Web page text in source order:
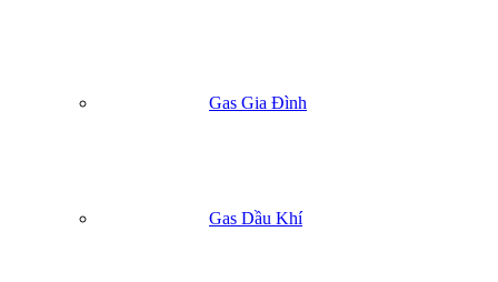
Gas Gia Đình
Gas Dầu Khí